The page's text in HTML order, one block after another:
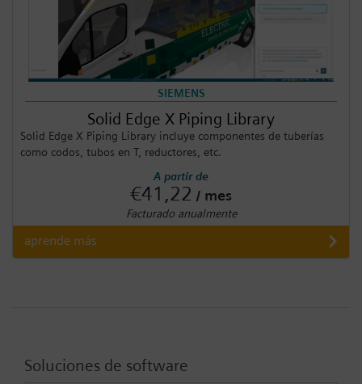
SIEMENS
Solid Edge X Piping Library
Solid Edge X Piping Library incluye componentes de tuberías
como codos, tubos en T, reductores, etc.
A partir de
€41,22 / mes
Facturado anualmente
aprende más
Soluciones de software